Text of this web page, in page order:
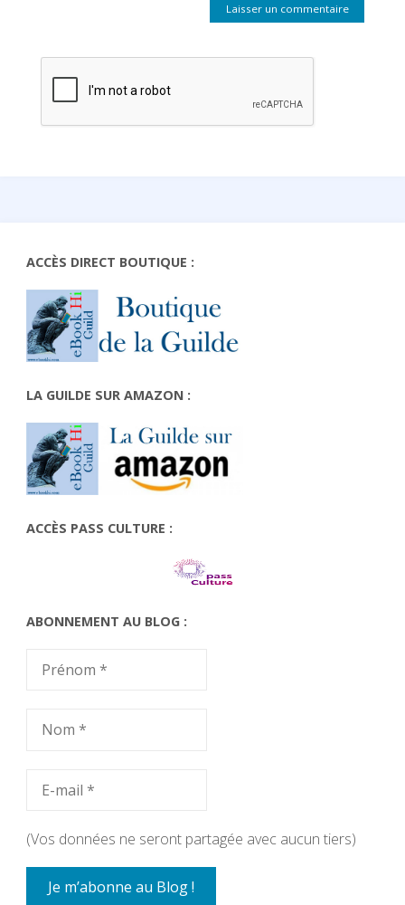
ACCÈS DIRECT BOUTIQUE :
LA GUILDE SUR AMAZON :
ACCÈS PASS CULTURE :
ABONNEMENT AU BLOG :
(Vos données ne seront partagée avec aucun tiers)